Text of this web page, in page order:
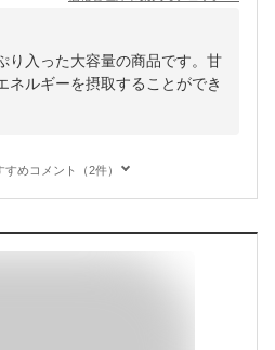
り入った大容量の商品です。甘
ネルギーを摂取することができ
すめコメント（2件）